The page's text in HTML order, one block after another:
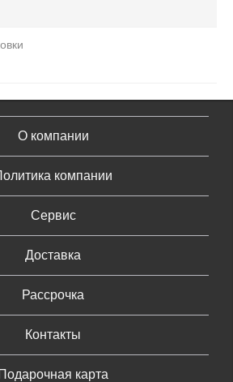
О компании
компании
Сервис
Доставка
Рассрочка
Контакты
Подарочная карта